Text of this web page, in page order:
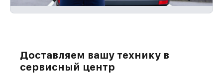
Доставляем вашу технику в
сервисный центр